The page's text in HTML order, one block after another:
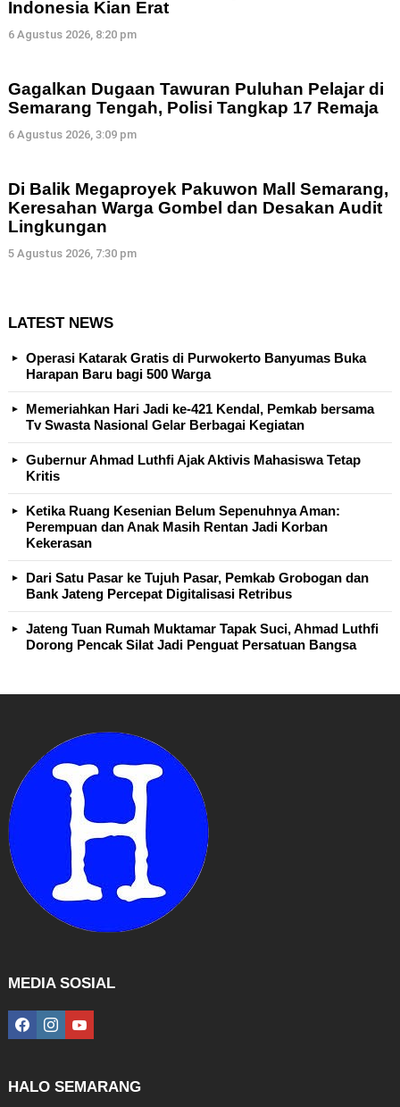
Indonesia Kian Erat
6 Agustus 2026, 8:20 pm
Gagalkan Dugaan Tawuran Puluhan Pelajar di
Semarang Tengah, Polisi Tangkap 17 Remaja
6 Agustus 2026, 3:09 pm
Di Balik Megaproyek Pakuwon Mall Semarang,
Keresahan Warga Gombel dan Desakan Audit
Lingkungan
5 Agustus 2026, 7:30 pm
LATEST NEWS
Operasi Katarak Gratis di Purwokerto Banyumas Buka
Harapan Baru bagi 500 Warga
Memeriahkan Hari Jadi ke-421 Kendal, Pemkab bersama
Tv Swasta Nasional Gelar Berbagai Kegiatan
Gubernur Ahmad Luthfi Ajak Aktivis Mahasiswa Tetap
Kritis
Ketika Ruang Kesenian Belum Sepenuhnya Aman:
Perempuan dan Anak Masih Rentan Jadi Korban
Kekerasan
Dari Satu Pasar ke Tujuh Pasar, Pemkab Grobogan dan
Bank Jateng Percepat Digitalisasi Retribus
Jateng Tuan Rumah Muktamar Tapak Suci, Ahmad Luthfi
Dorong Pencak Silat Jadi Penguat Persatuan Bangsa
MEDIA SOSIAL
facebookinstagramyoutube
HALO SEMARANG